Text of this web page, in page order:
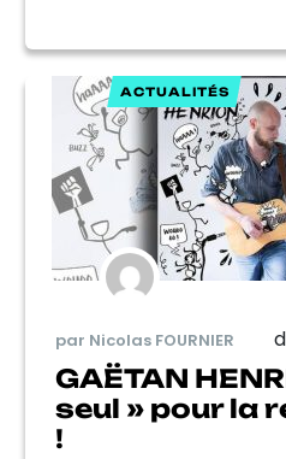
ACTUALITÉS
par Nicolas FOURNIER
GAËTAN
seul » pour la
!